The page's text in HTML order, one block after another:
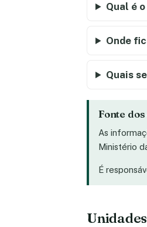
Qual é
Onde
Quais
Fonte
As
Ministério
É